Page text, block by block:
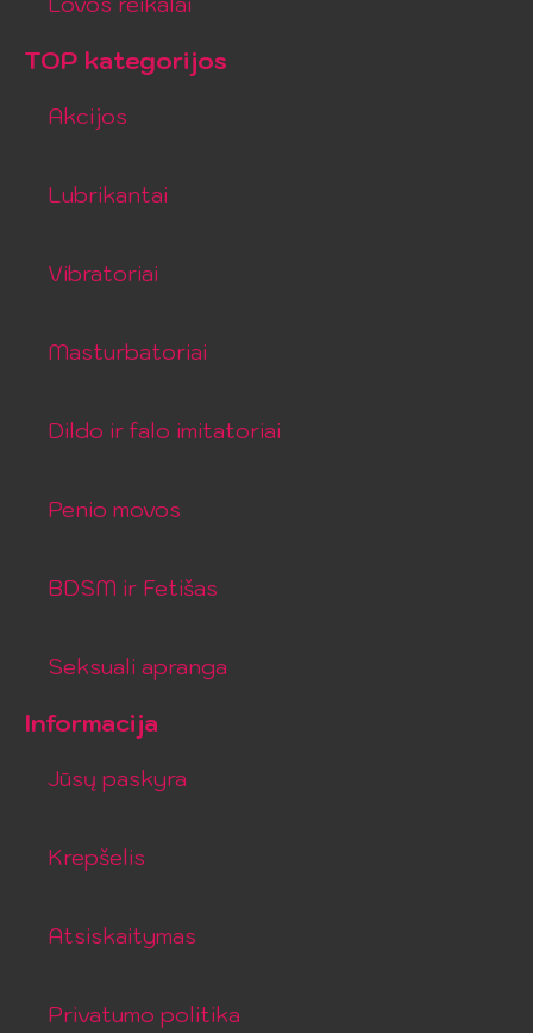
TOP kategorijos
Akcijos
Lubrikantai
Vibratoriai
Masturbatoriai
Dildo ir falo imitatoriai
Penio movos
BDSM ir Fetišas
Seksuali apranga
Informacija
Jūsų paskyra
Krepšelis
Atsiskaitymas
Privatumo politika